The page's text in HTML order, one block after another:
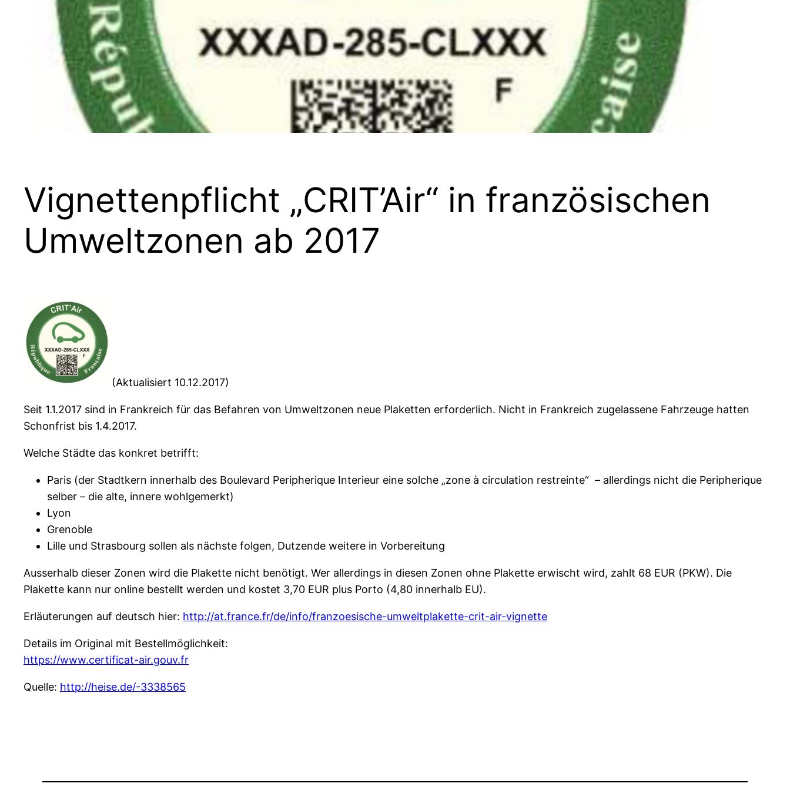
Vignettenpflicht „CRIT’Air“ in französischen
Umweltzonen ab 2017
(Aktualisiert 10.12.2017)
Seit 1.1.2017 sind in Frankreich für das Befahren von Umweltzonen neue Plaketten erforderlich. Nicht in Frankreich zugelassene Fahrzeuge hatten
Schonfrist bis 1.4.2017.
Welche Städte das konkret betrifft:
Paris (der Stadtkern innerhalb des Boulevard Peripherique Interieur eine solche „zone à circulation restreinte“ – allerdings nicht die Peripherique
selber – die alte, innere wohlgemerkt)
Lyon
Grenoble
Lille und Strasbourg sollen als nächste folgen, Dutzende weitere in Vorbereitung
Ausserhalb dieser Zonen wird die Plakette nicht benötigt. Wer allerdings in diesen Zonen ohne Plakette erwischt wird, zahlt 68 EUR (PKW). Die
Plakette kann nur online bestellt werden und kostet 3,70 EUR plus Porto (4,80 innerhalb EU).
Erläuterungen auf deutsch hier: http://at.france.fr/de/info/franzoesische-umweltplakette-crit-air-vignette
Details im Original mit Bestellmöglichkeit:
https://www.certificat-air.gouv.fr
Quelle: http://heise.de/-3338565